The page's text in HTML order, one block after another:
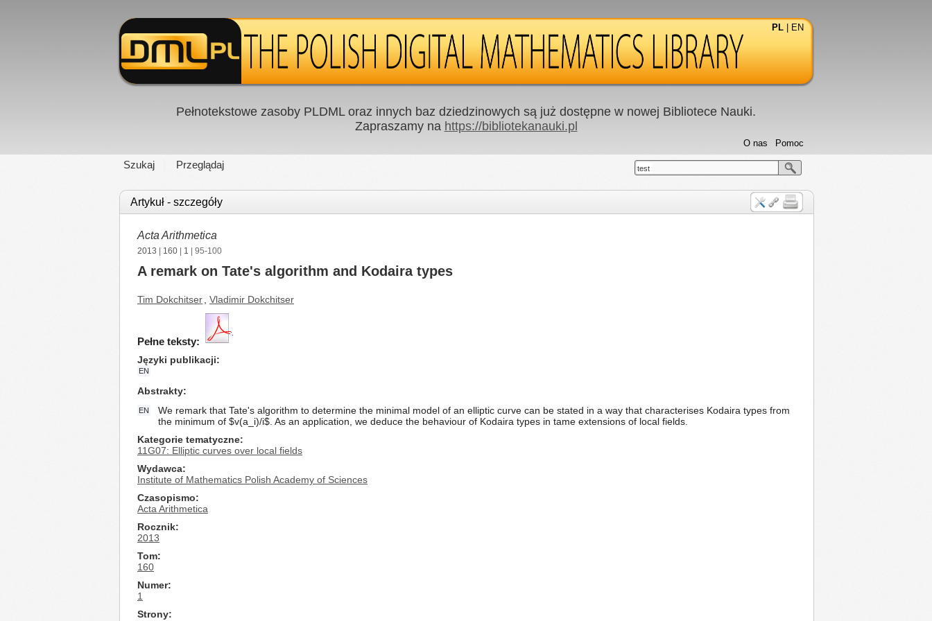
PL EN
Pełnotekstowe zasoby PLDML oraz innych baz dziedzinowych są już dostępne w nowej Bibliotece Nauki.
Zapraszamy na https://bibliotekanauki.pl
Szukaj Przeglądaj
Pomoc
O nas
test
Artykuł - szczegóły
Acta Arithmetica
2013 160 1 | 95-100
A remark on Tate's algorithm and Kodaira types
Tim Dokchitser Vladimir Dokchitser
Pełne teksty:
Języki publikacji
EN
Abstrakty
EN
We remark that Tate's algorithm to determine the minimal model of an elliptic curve can be stated in a way that characterises Kodaira types from
the minimum of $v(a_i)/i$. As an application, we deduce the behaviour of Kodaira types in tame extensions of local fields.
Kategorie tematyczne
11G07: Elliptic curves over local fields
Wydawca
Institute of Mathematics Polish Academy of Sciences
Czasopismo
Acta Arithmetica
Rocznik
2013
Tom
160
Numer
1
Strony